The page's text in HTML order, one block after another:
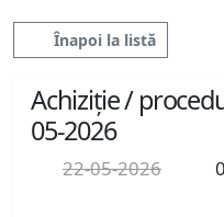
Înapoi la listă
Achiziție /
05-2026
22-05-2026